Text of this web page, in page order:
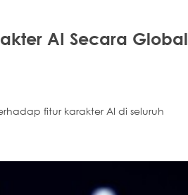
AI Secara Global
fitur karakter AI di seluruh